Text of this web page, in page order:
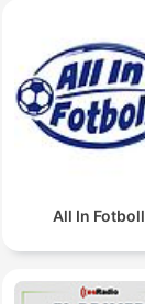
All In Fotboll